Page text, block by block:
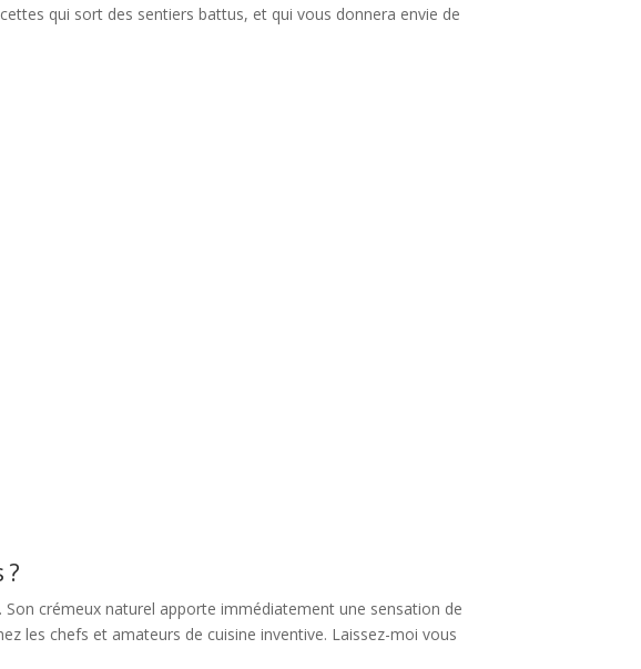
qui sort des sentiers battus, et qui vous donnera envie de
Son crémeux naturel apporte immédiatement une sensation de
les chefs et amateurs de cuisine inventive. Laissez-moi vous